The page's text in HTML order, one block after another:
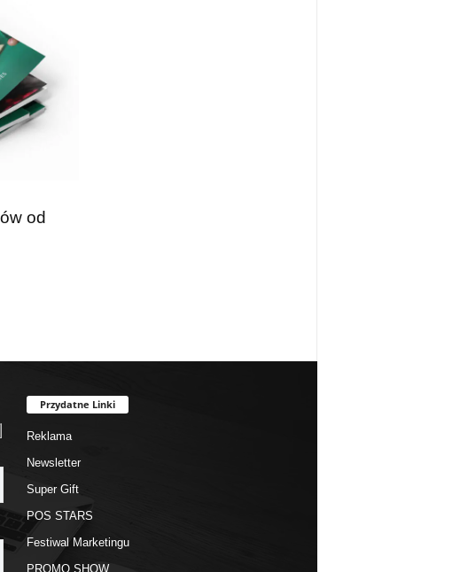
od
Przydatne Linki
Reklama
Newsletter
Super Gift
POS STARS
Festiwal Marketingu
PROMO SHOW